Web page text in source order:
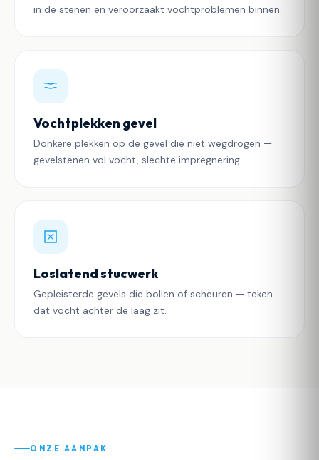
in de stenen en veroorzaakt vochtproblemen binnen.
Vochtplekken gevel
Donkere plekken op de gevel die niet wegdrogen —
gevelstenen vol vocht, slechte impregnering.
Loslatend stucwerk
Gepleisterde gevels die bollen of scheuren — teken
dat vocht achter de laag zit.
ONZE AANPAK